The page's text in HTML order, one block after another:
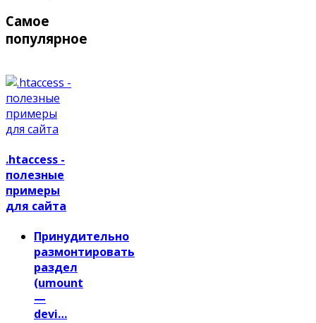
Самое
популярное
.htaccess -
полезные
примеры
для сайта
Принудительно
размонтировать
раздел
(umount
—
devi…